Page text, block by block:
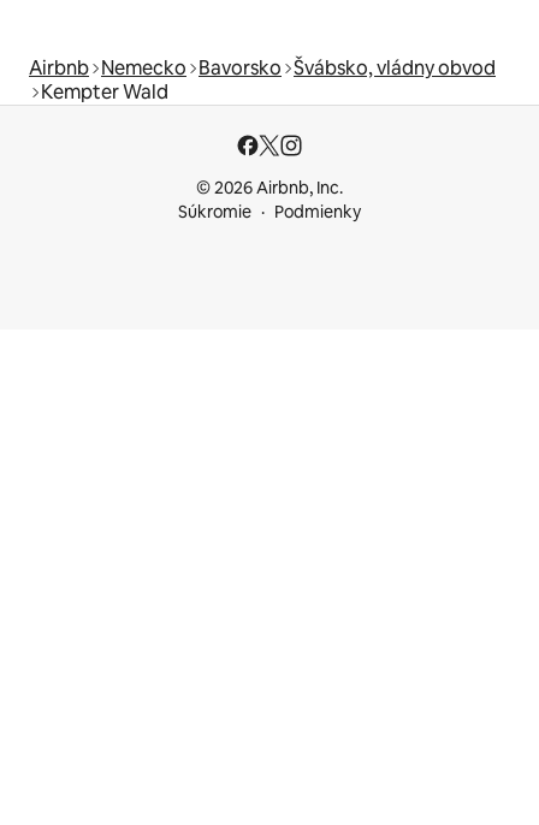
Airbnb Nemecko Bavorsko Švábsko, vládny obvod
Kempter Wald
© 2026 Airbnb, Inc.
Súkromie
Podmienky